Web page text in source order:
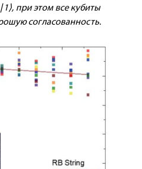
при этом все кубиты
согласованность.